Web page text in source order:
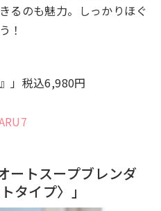
るのも魅力。しっかりほぐ
！
」税込6,980円
ートスープブレンダ
タイプ〉」